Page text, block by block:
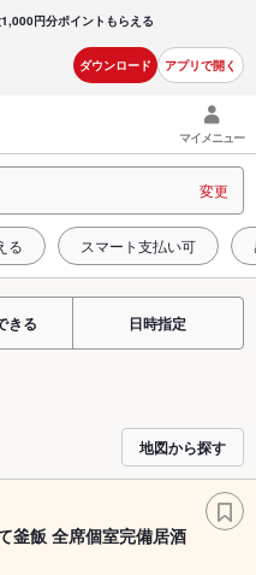
1,000円分ポイントもらえる
ダウンロード アプリで開く
マイメニュー
変更
る スマート支払い可
きる 日時指定
地図から探す
釜飯 全席個室完備居酒